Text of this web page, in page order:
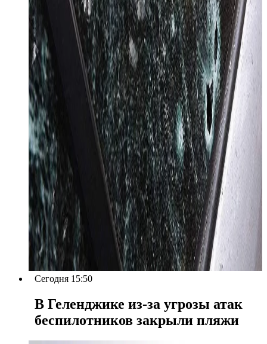
Сегодня 15:50
В Геленджике из-за угрозы атак
беспилотников закрыли пляжи